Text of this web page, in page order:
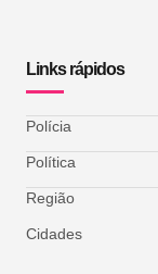
Links rápidos
Polícia
Política
Região
Cidades